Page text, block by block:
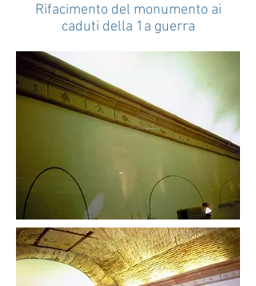
Rifacimento del monumento ai
caduti della 1a guerra